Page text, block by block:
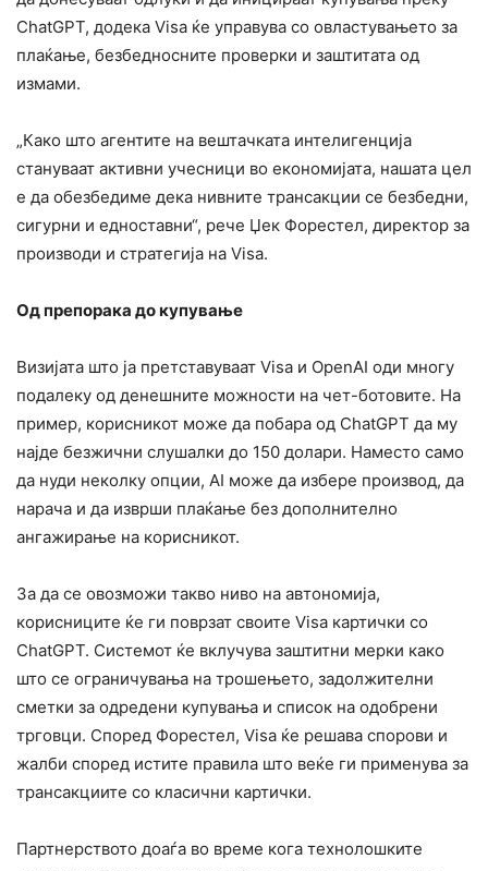
ChatGPT, додека Visa ќе управува со овластувањето за
плаќање, безбедносните проверки и заштитата од
измами.
„Како што агентите на вештачката интелигенција
стануваат активни учесници во економијата, нашата цел
е да обезбедиме дека нивните трансакции се безбедни,
сигурни и едноставни“, рече Џек Форестел, директор за
производи и стратегија на Visa.
Од препорака до купување
Визијата што ја претставуваат Visa и OpenAI оди многу
подалеку од денешните можности на чет-ботовите. На
пример, корисникот може да побара од ChatGPT да му
најде безжични слушалки до 150 долари. Наместо само
да нуди неколку опции, AI може да избере производ, да
нарача и да изврши плаќање без дополнително
ангажирање на корисникот.
За да се овозможи такво ниво на автономија,
корисниците ќе ги поврзат своите Visa картички со
ChatGPT. Системот ќе вклучува заштитни мерки како
што се ограничувања на трошењето, задолжителни
сметки за одредени купувања и список на одобрени
трговци. Според Форестел, Visa ќе решава спорови и
жалби според истите правила што веќе ги применува за
трансакциите со класични картички.
Партнерството доаѓа во време кога технолошките